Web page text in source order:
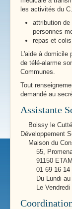
les activités du
attribution de
personnes
repas et colis
L'aide à
de télé-alarme
Communes.
Tout
demandé au
Assistante
Boissy le Cutté
Développement
Maison du
55,
91150
01 69 16 14
Du Lundi au
Le Vendredi